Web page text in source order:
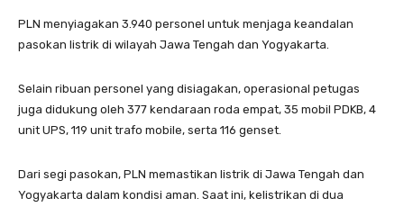
PLN menyiagakan 3.940 personel untuk menjaga keandalan
pasokan listrik di wilayah Jawa Tengah dan Yogyakarta.
Selain ribuan personel yang disiagakan, operasional petugas
juga didukung oleh 377 kendaraan roda empat, 35 mobil PDKB, 4
unit UPS, 119 unit trafo mobile, serta 116 genset.
Dari segi pasokan, PLN memastikan listrik di Jawa Tengah dan
Yogyakarta dalam kondisi aman. Saat ini, kelistrikan di dua